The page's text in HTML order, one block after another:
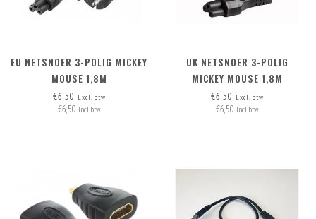
EU NETSNOER 3-POLIG MICKEY
MOUSE 1,8M
€6,50 Excl. btw
€6,50 Incl. btw
UK NETSNOER 3-POLIG
MICKEY MOUSE 1,8M
€6,50 Excl. btw
€6,50 Incl. btw